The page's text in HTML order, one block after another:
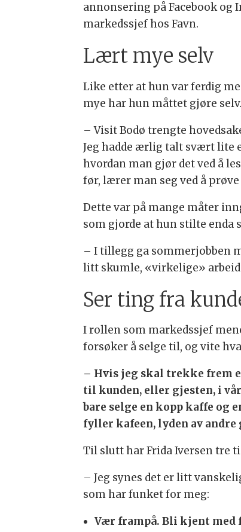
annonsering på Facebook og
markedssjef hos Favn.
Lært mye selv
Like etter at hun var ferdig
mye har hun måttet gjøre selv.
– Visit Bodø trengte
Jeg hadde ærlig talt svært lite
hvordan man gjør det ved å
før, lærer man seg ved å
Dette var på mange måter
som gjorde at hun stilte enda
– I tillegg ga sommerjobben
litt skumle, «virkelige»
Ser ting fra
I rollen som markedssjef
forsøker å selge til, og vite
– Hvis jeg skal trekke frem
til kunden, eller gjesten, i
bare selge en kopp kaffe og
fyller kafeen, lyden av
Til slutt har Frida Iversen tre
– Jeg synes det er litt
som har funket for meg:
Vær frampå. Bli kjent med